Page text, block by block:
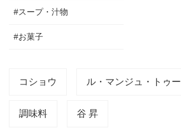
#スープ・汁物
#お菓子
コショウ ル・マンジュ・トゥー
調味料 谷 昇